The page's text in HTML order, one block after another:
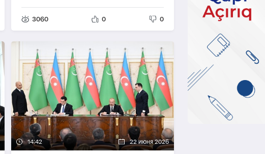
нейтралитета Туркменистана
3060 0 0
14:42 22 июня 2026